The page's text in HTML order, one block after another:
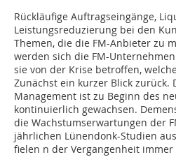
Rückläufige Auftragseingänge,
Leistungsreduzierung bei den
Themen, die die FM-Anbieter zu
werden sich die FM-
sie von der Krise betroffen,
Zunächst ein kurzer Blick zurück.
Management ist zu Beginn des
kontinuierlich gewachsen.
die Wachs­tumserwartungen der
jährlichen Lünendonk-Studien
fielen n der Vergangenheit